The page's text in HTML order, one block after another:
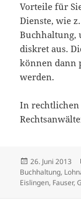
Vorteile für
Dienste, wie
diskret aus.
können dann
werden.
In
Veröffentlicht
am
26. Juni 2013
Buchhaltung,
Eislingen, Fauser,